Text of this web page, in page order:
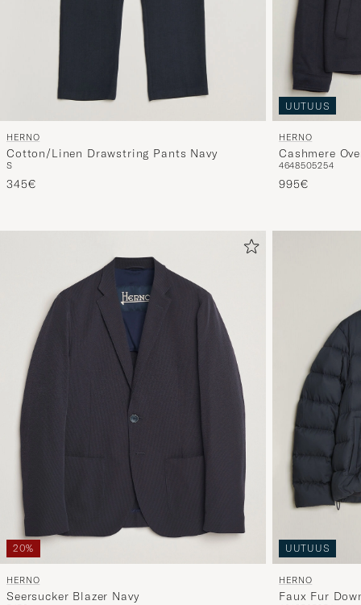
HERNO
Cotton/Linen Drawstring Pants Navy
S
345€
UUTUUS
HERNO
Cashmere
4648505254
995€
20%
HERNO
Seersucker Blazer Navy
UUTUUS
HERNO
Faux Fur